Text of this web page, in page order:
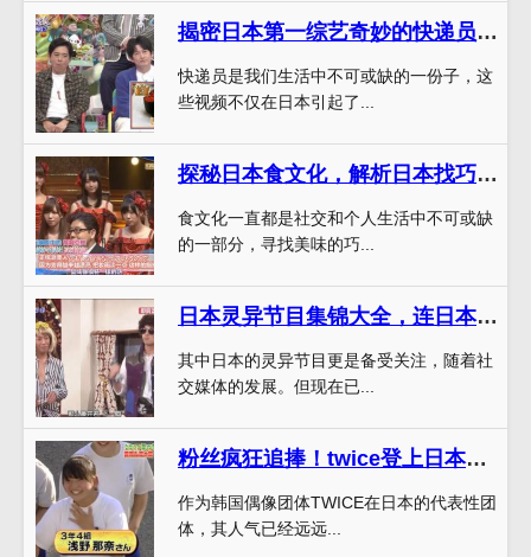
揭密日本第一综艺奇妙的快递员，为你带来惊喜
快递员是我们生活中不可或缺的一份子，这
些视频不仅在日本引起了...
探秘日本食文化，解析日本找巧克力的综艺名称
食文化一直都是社交和个人生活中不可或缺
的一部分，寻找美味的巧...
日本灵异节目集锦大全，连日本人也看不下去？
其中日本的灵异节目更是备受关注，随着社
交媒体的发展。但现在已...
粉丝疯狂追捧！twice登上日本综艺节目，舞台火爆全场
作为韩国偶像团体TWICE在日本的代表性团
体，其人气已经远远...